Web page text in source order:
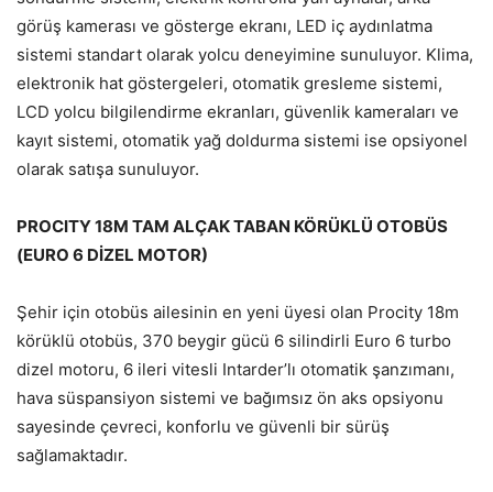
görüş kamerası ve gösterge ekranı, LED iç aydınlatma
sistemi standart olarak yolcu deneyimine sunuluyor. Klima,
elektronik hat göstergeleri, otomatik gresleme sistemi,
LCD yolcu bilgilendirme ekranları, güvenlik kameraları ve
kayıt sistemi, otomatik yağ doldurma sistemi ise opsiyonel
olarak satışa sunuluyor.
PROCITY 18M TAM ALÇAK TABAN KÖRÜKLÜ OTOBÜS
(EURO 6 DİZEL MOTOR)
​​​​​​​​​​Şehir için otobüs ailesinin en yeni üyesi olan Procity 18m
körüklü otobüs, 370 beygir gücü 6 silindirli Euro 6 turbo
dizel motoru, 6 ileri vitesli Intarder’lı otomatik şanzımanı,
hava süspansiyon sistemi ve bağımsız ön aks opsiyonu
sayesinde çevreci, konforlu ve güvenli bir sürüş
sağlamaktadır.